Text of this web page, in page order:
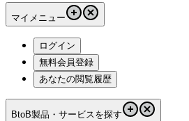
マイメニュー
ログイン
無料会員登録
あなたの閲覧履歴
BtoB製品・サービスを探す